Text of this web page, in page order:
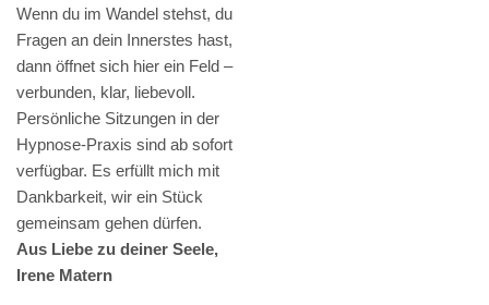
Wenn du im Wandel stehst, du
Fragen an dein Innerstes hast,
dann öffnet sich hier ein Feld –
verbunden, klar, liebevoll.
Persönliche Sitzungen in der
Hypnose-Praxis sind ab sofort
verfügbar. Es erfüllt mich mit
Dankbarkeit, wir ein Stück
gemeinsam gehen dürfen.
Aus Liebe zu deiner Seele,
Irene Matern